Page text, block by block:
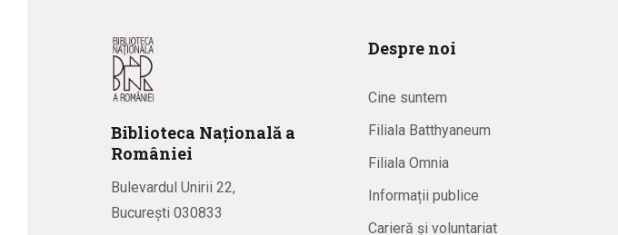
Biblioteca Națională a
României
Bulevardul Unirii 22,
București 030833
Despre noi
Cine suntem
Filiala Batthyaneum
Filiala Omnia
Informații publice
Carieră și voluntariat